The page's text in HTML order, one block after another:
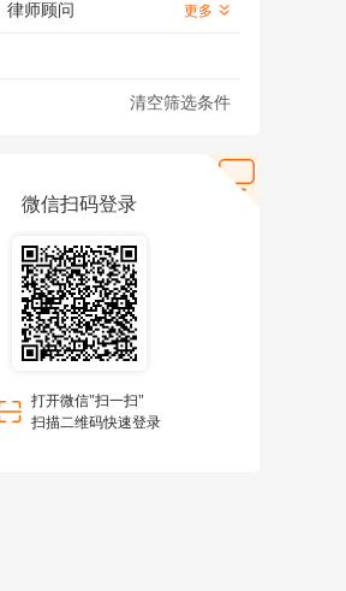
律师顾问
更多
清空筛选条件
微信扫码登录
打开微信"扫一扫"
扫描二维码快速登录